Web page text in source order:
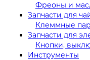
Фреоны и
Запчасти для
Клеммные
Запчасти для
Кнопки,
Инструменты